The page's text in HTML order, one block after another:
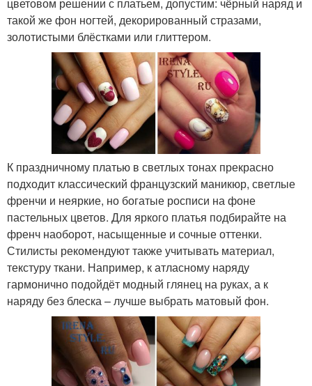
такой же фон ногтей, декорированный стразами,
золотистыми блёстками или глиттером.
К праздничному платью в светлых тонах прекрасно
подходит классический французский маникюр, светлые
френчи и неяркие, но богатые росписи на фоне
пастельных цветов. Для яркого платья подбирайте на
френч наоборот, насыщенные и сочные оттенки.
Стилисты рекомендуют также учитывать материал,
текстуру ткани. Например, к атласному наряду
гармонично подойдёт модный глянец на руках, а к
наряду без блеска – лучше выбрать матовый фон.